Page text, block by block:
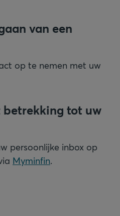
van een
op te nemen met uw
betrekking tot uw
persoonlijke inbox op
Myminfin.